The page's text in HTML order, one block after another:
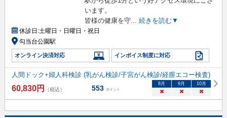
います。
皆様の健康を守... 続きを読む▼
休診日:土曜日・日曜日・祝日
勾当台公園駅
オンライン決済対応 インボイス制度に対応
人間ドック+婦人科検診 (乳がん検診/子宮がん検診/経膣エコー検査)
60,830円 （税込） 553 ポイント
8月 9月 10月
× × ×